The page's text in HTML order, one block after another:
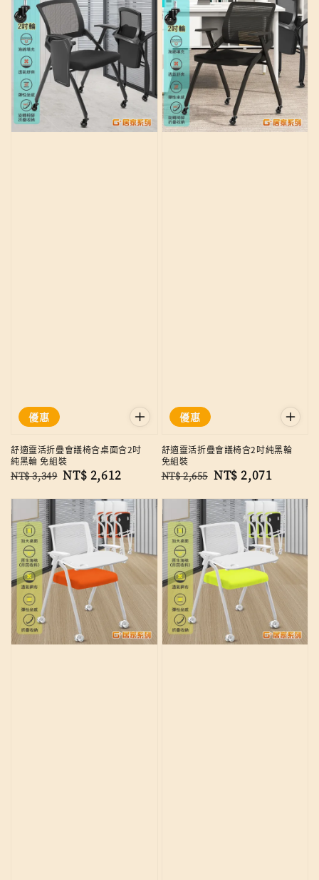
優惠
舒適靈活折疊會議椅含桌面含2吋
純黑輪 免組裝
Regular
NT$ 3,349 Sale
NT$ 2,612
優惠
舒適靈活折疊會議椅含2吋純黑輪
免組裝
Regular
NT$ 2,655 Sale
NT$ 2,071